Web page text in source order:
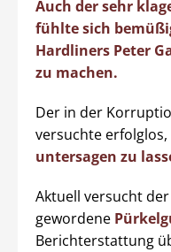
Auch der sehr
fühlte sich
Hardliners Peter
zu machen.
Der in der
versuchte erfolglos,
untersagen zu
Aktuell versucht
gewordene
Berichterstattung